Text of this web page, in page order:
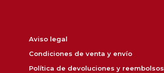
Aviso legal
Condiciones de venta y envío
Política de devoluciones y reembolsos